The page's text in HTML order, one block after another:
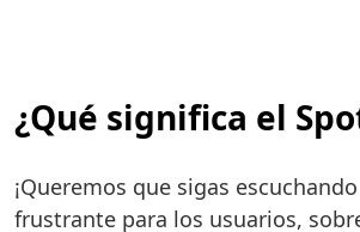
¿Qué significa el
¡Queremos que sigas
frustrante para los usuarios,